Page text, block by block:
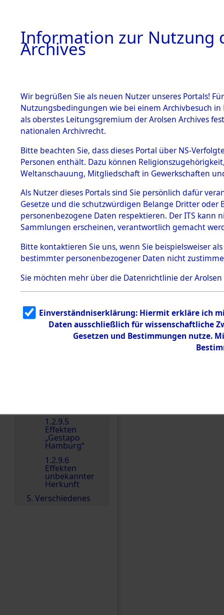
BESTÄNDE
1.
Inhaftierungsdoku
mente
1.2.9 Beim ITS
Effekten
1.2.9.1
Effekten aus
dem KZ
Dachau
1.2.9.2
Effekten aus
dem KZ
Bayerisches
1.2.9.3
Effekten aus
dem KZ
Neuengamm
1.2.9.5
Effekten
„Gestapo
Hamburg“
1.2.9.6
Effekten
unbekannter
Herkunft
5. Verschiedenes
0001
Information zur Nutzung
Archives
Wir begrüßen Sie als neuen Nutzer unseres Portals!
Nutzungsbedingungen wie bei einem Archivbesuch
als oberstes Leitungsgremium der Arolsen Archives
nationalen Archivrecht.
Bitte beachten Sie, dass dieses Portal über NS-
Personen enthält. Dazu können
Weltanschauung, Mitgliedschaft in Gewerkschaften
Als Nutzer dieses Portals sind Sie persönlich dafür
Gesetze und die schutzwürdigen Belange Dritter
personenbezogene Daten respektieren. Der ITS
Sammlungen erscheinen, verantwortlich gemacht
Bitte kontaktieren Sie uns, wenn Sie beispielsweiser
bestimmter personenbezogener Daten nicht
Sie möchten mehr über die Datenrichtlinie der Arolsen
Einverständniserklärung: Hiermit erkläre ich
Daten ausschließlich für wissenschaftliche
Gesetzen und Bestimmungen nutze.